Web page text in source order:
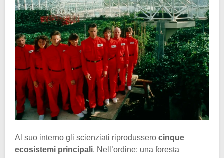
Al suo interno gli scienziati riprodussero cinque
ecosistemi principali. Nell’ordine: una foresta